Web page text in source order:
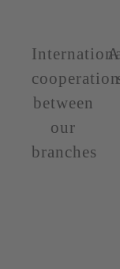
cooperation
between
our
branches